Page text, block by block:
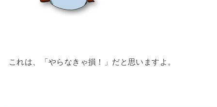
これは、「やらなきゃ損！」だと思いますよ。